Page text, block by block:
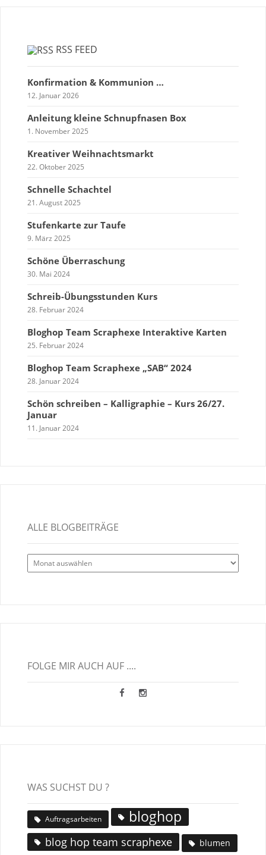
RSS FEED
Konfirmation & Kommunion …
12. Januar 2026
Anleitung kleine Schnupfnasen Box
1. November 2025
Kreativer Weihnachtsmarkt
22. Oktober 2025
Schnelle Schachtel
21. August 2025
Stufenkarte zur Taufe
9. März 2025
Schöne Überraschung
30. Mai 2024
Schreib-Übungsstunden Kurs
28. Februar 2024
Bloghop Team Scraphexe Interaktive Karten
25. Februar 2024
Bloghop Team Scraphexe „SAB“ 2024
28. Januar 2024
Schön schreiben – Kalligraphie – Kurs 26/27.
Januar
11. Januar 2024
ALLE BLOGBEITRÄGE
Alle
Blogbeiträge
FOLGE MIR AUCH AUF ....
WAS SUCHST DU ?
Auftragsarbeiten bloghop
blog hop team scraphexe blumen